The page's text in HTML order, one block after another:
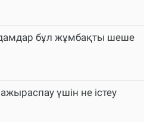
бұл жұмбақты шеше
үшін не істеу